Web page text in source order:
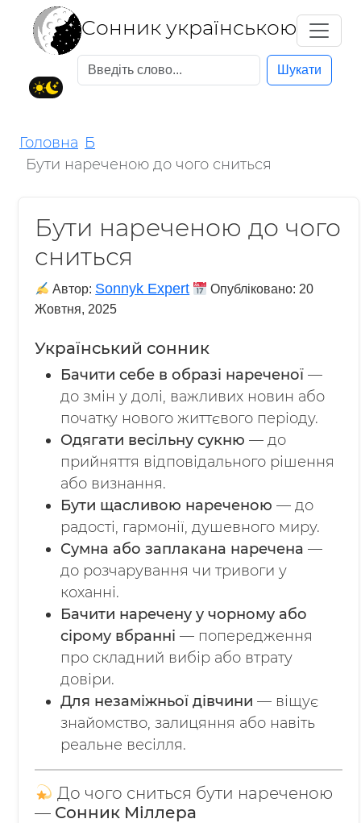
Cонник українською
Шукати
Головна Б
Бути нареченою до чого сниться
Бути нареченою до чого
сниться
Автор: Sonnyk Expert Опубліковано: 20
Жовтня, 2025
Український сонник
Бачити себе в образі нареченої —
до змін у долі, важливих новин або
початку нового життєвого періоду.
Одягати весільну сукню — до
прийняття відповідального рішення
або визнання.
Бути щасливою нареченою — до
радості, гармонії, душевного миру.
Сумна або заплакана наречена —
до розчарування чи тривоги у
коханні.
Бачити наречену у чорному або
сірому вбранні — попередження
про складний вибір або втрату
довіри.
Для незаміжньої дівчини — віщує
знайомство, залицяння або навіть
реальне весілля.
До чого сниться бути нареченою
— Сонник Міллера